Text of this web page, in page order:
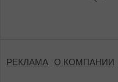
РЕКЛАМА О КОМПАНИИ